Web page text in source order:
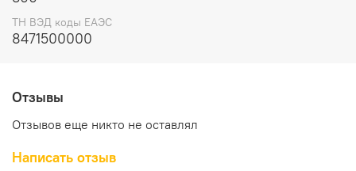
ТН ВЭД коды ЕАЭС
8471500000
Отзывы
Отзывов еще никто не оставлял
Написать отзыв